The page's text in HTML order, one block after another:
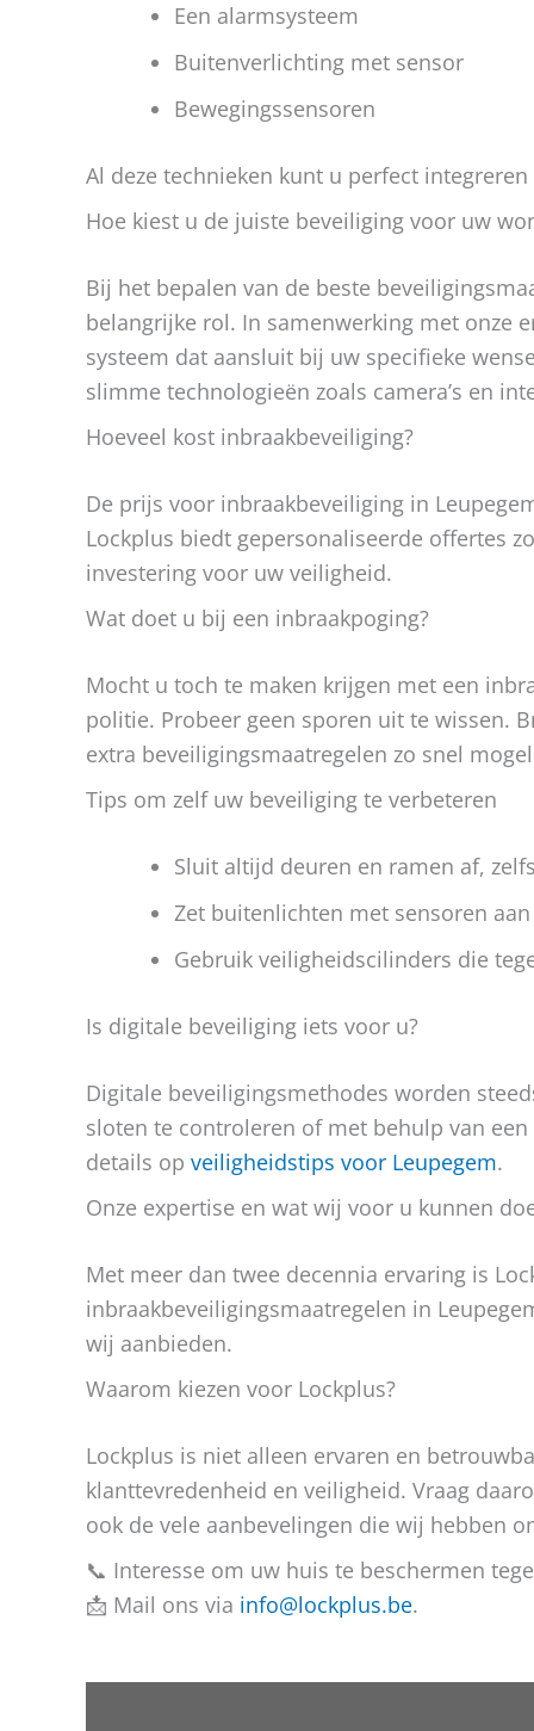
Een alarmsysteem
Buitenverlichting met sensor
Bewegingssensoren
Al deze technieken kunt u perfect
Hoe kiest u de juiste beveiliging voor uw
Bij het bepalen van de beste
belangrijke rol. In samenwerking met onze
systeem dat aansluit bij uw specifieke
slimme technologieën zoals camera’s en
Hoeveel kost inbraakbeveiliging?
De prijs voor inbraakbeveiliging in
Lockplus biedt gepersonaliseerde offertes
investering voor uw veiligheid.
Wat doet u bij een inbraakpoging?
Mocht u toch te maken krijgen met een
politie. Probeer geen sporen uit te wissen.
extra beveiligingsmaatregelen zo snel
Tips om zelf uw beveiliging te verbeteren
Sluit altijd deuren en ramen af,
Zet buitenlichten met sensoren
Gebruik veiligheidscilinders die
Is digitale beveiliging iets voor u?
Digitale beveiligingsmethodes worden
sloten te controleren of met behulp van
details op veiligheidstips voor Leupegem.
Onze expertise en wat wij voor u kunnen
Met meer dan twee decennia ervaring is
inbraakbeveiligingsmaatregelen in
wij aanbieden.
Waarom kiezen voor Lockplus?
Lockplus is niet alleen ervaren en
klanttevredenheid en veiligheid. Vraag
ook de vele aanbevelingen die wij hebben
📞 Interesse om uw huis te beschermen
📩 Mail ons via info@lockplus.be.